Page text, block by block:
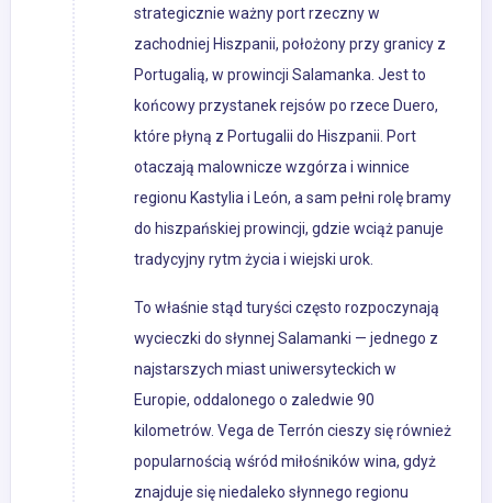
strategicznie ważny port rzeczny w
zachodniej Hiszpanii, położony przy granicy z
Portugalią, w prowincji Salamanka. Jest to
końcowy przystanek rejsów po rzece Duero,
które płyną z Portugalii do Hiszpanii. Port
otaczają malownicze wzgórza i winnice
regionu Kastylia i León, a sam pełni rolę bramy
do hiszpańskiej prowincji, gdzie wciąż panuje
tradycyjny rytm życia i wiejski urok.
To właśnie stąd turyści często rozpoczynają
wycieczki do słynnej Salamanki — jednego z
najstarszych miast uniwersyteckich w
Europie, oddalonego o zaledwie 90
kilometrów. Vega de Terrón cieszy się również
popularnością wśród miłośników wina, gdyż
znajduje się niedaleko słynnego regionu